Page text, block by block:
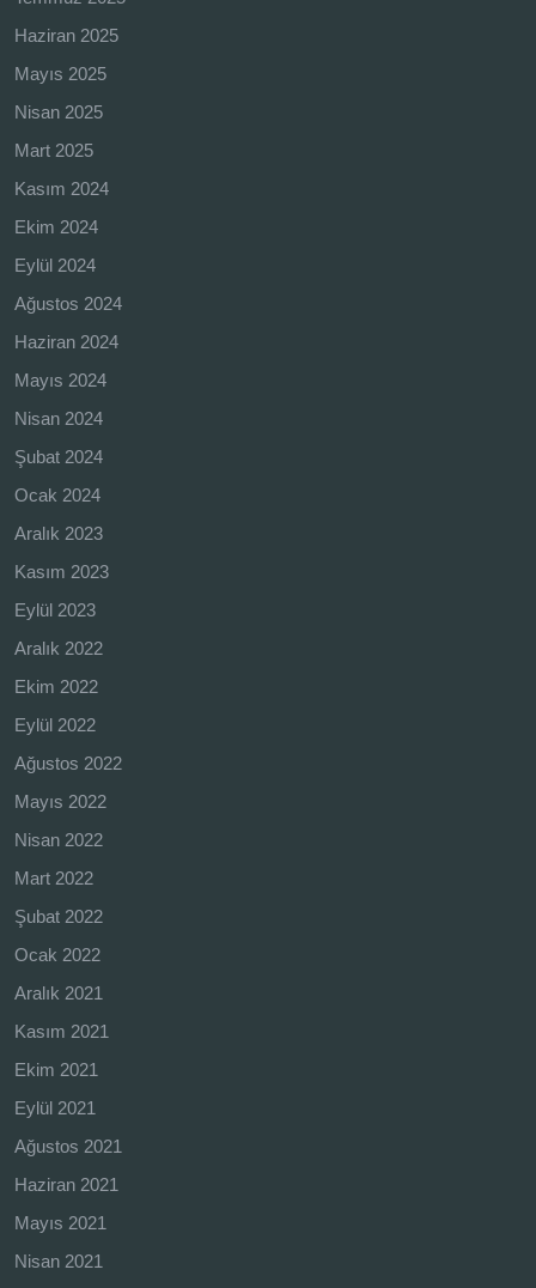
Haziran 2025
Mayıs 2025
Nisan 2025
Mart 2025
Kasım 2024
Ekim 2024
Eylül 2024
Ağustos 2024
Haziran 2024
Mayıs 2024
Nisan 2024
Şubat 2024
Ocak 2024
Aralık 2023
Kasım 2023
Eylül 2023
Aralık 2022
Ekim 2022
Eylül 2022
Ağustos 2022
Mayıs 2022
Nisan 2022
Mart 2022
Şubat 2022
Ocak 2022
Aralık 2021
Kasım 2021
Ekim 2021
Eylül 2021
Ağustos 2021
Haziran 2021
Mayıs 2021
Nisan 2021